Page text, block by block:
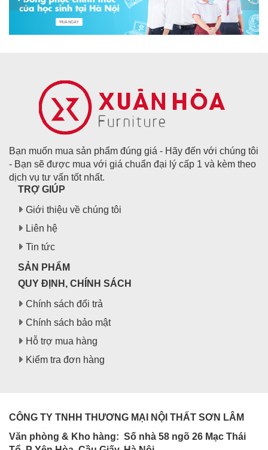
Bạn muốn mua sản phẩm đúng giá - Hãy đến với chúng tôi
- Bạn sẽ được mua với giá chuẩn đại lý cấp 1 và kèm theo
dịch vụ tư vấn tốt nhất.
TRỢ GIÚP
Giới thiệu về chúng tôi
Liên hệ
Tin tức
SẢN PHẨM
QUY ĐỊNH, CHÍNH SÁCH
Chính sách đổi trả
Chính sách bảo mật
Hỗ trợ mua hàng
Kiểm tra đơn hàng
CÔNG TY TNHH THƯƠNG MẠI NỘI THẤT SƠN LÂM
Văn phòng & Kho hàng: Số nhà 58 ngõ 26 Mạc Thái